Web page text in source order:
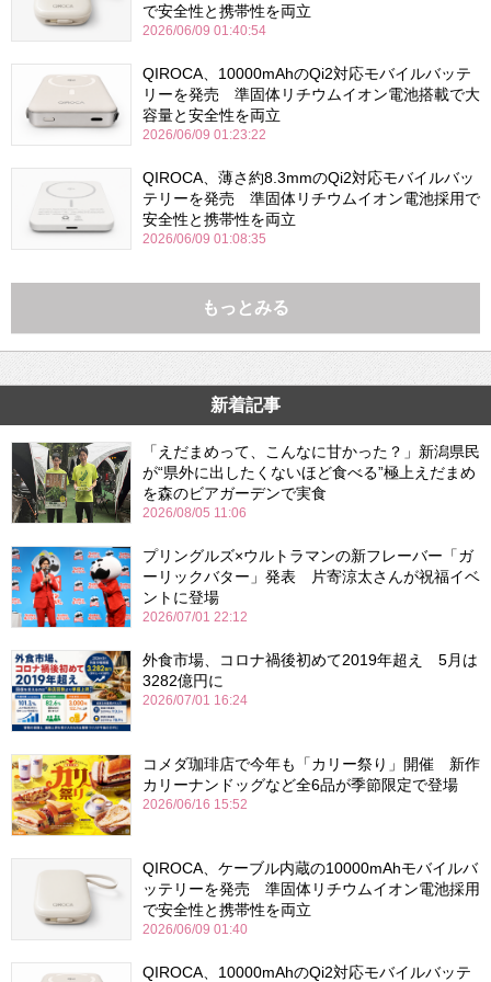
で安全性と携帯性を両立
2026/06/09 01:40:54
QIROCA、10000mAhのQi2対応モバイルバッテ
リーを発売 準固体リチウムイオン電池搭載で大
容量と安全性を両立
2026/06/09 01:23:22
QIROCA、薄さ約8.3mmのQi2対応モバイルバッ
テリーを発売 準固体リチウムイオン電池採用で
安全性と携帯性を両立
2026/06/09 01:08:35
もっとみる
新着記事
「えだまめって、こんなに甘かった？」新潟県民
が“県外に出したくないほど食べる”極上えだまめ
を森のビアガーデンで実食
2026/08/05 11:06
プリングルズ×ウルトラマンの新フレーバー「ガ
ーリックバター」発表 片寄涼太さんが祝福イベ
ントに登場
2026/07/01 22:12
外食市場、コロナ禍後初めて2019年超え 5月は
3282億円に
2026/07/01 16:24
コメダ珈琲店で今年も「カリー祭り」開催 新作
カリーナンドッグなど全6品が季節限定で登場
2026/06/16 15:52
QIROCA、ケーブル内蔵の10000mAhモバイルバ
ッテリーを発売 準固体リチウムイオン電池採用
で安全性と携帯性を両立
2026/06/09 01:40
QIROCA、10000mAhのQi2対応モバイルバッテ